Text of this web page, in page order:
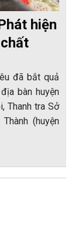
hiện
đã bắt quả
bàn huyện
Thanh tra Sở
(huyện